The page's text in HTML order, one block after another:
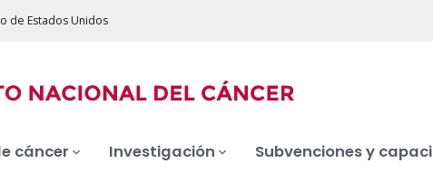
de Estados Unidos
cáncer Investigación Subvenciones y